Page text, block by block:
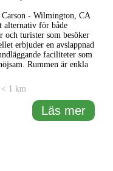
- Wilmington, CA
alternativ för både
och turister som besöker
erbjuder en avslappnad
faciliteter som
Rummen är enkla
för att säkerställa en
Gästerna kan njuta av
TV och bekväma
... Läs mer
1 km
Läs mer